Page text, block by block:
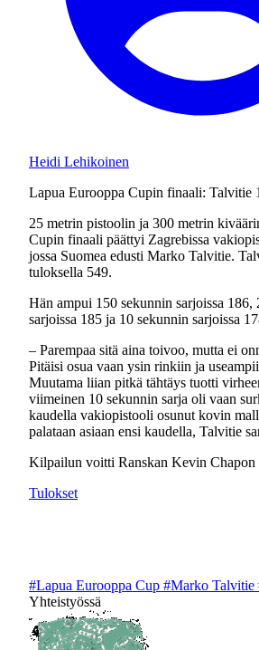
Heidi Lehikoinen
Lapua Eurooppa Cupin finaali: Talvitie
25 metrin pistoolin ja 300 metrin
Cupin finaali päättyi Zagrebissa
jossa Suomea edusti Marko Talvitie.
tuloksella 549.
Hän ampui 150 sekunnin sarjoissa 186,
sarjoissa 185 ja 10 sekunnin sarjoissa
– Parempaa sitä aina toivoo, mutta ei
Pitäisi osua vaan ysin rinkiin ja
Muutama liian pitkä tähtäys tuotti
viimeinen 10 sekunnin sarja oli vaan
kaudella vakiopistooli osunut kovin
palataan asiaan ensi kaudella, Talvitie
Kilpailun voitti Ranskan Kevin Chapon
Tulokset
#Lapua Eurooppa Cup #Marko Talvitie
Yhteistyössä